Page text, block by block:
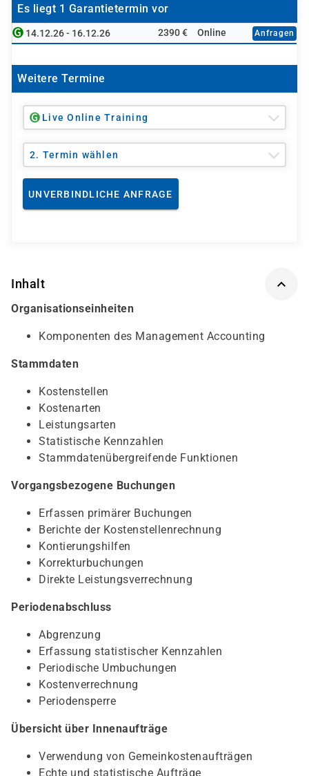
Es liegt 1 Garantietermin vor
14.12.26 - 16.12.26 2390 € Online Anfragen
Weitere Termine
Live Online Training
2. Termin wählen
UNVERBINDLICHE ANFRAGE
Inhalt
Organisationseinheiten
Komponenten des Management Accounting
Stammdaten
Kostenstellen
Kostenarten
Leistungsarten
Statistische Kennzahlen
Stammdatenübergreifende Funktionen
Vorgangsbezogene Buchungen
Erfassen primärer Buchungen
Berichte der Kostenstellenrechnung
Kontierungshilfen
Korrekturbuchungen
Direkte Leistungsverrechnung
Periodenabschluss
Abgrenzung
Erfassung statistischer Kennzahlen
Periodische Umbuchungen
Kostenverrechnung
Periodensperre
Übersicht über Innenaufträge
Verwendung von Gemeinkostenaufträgen
Echte und statistische Aufträge